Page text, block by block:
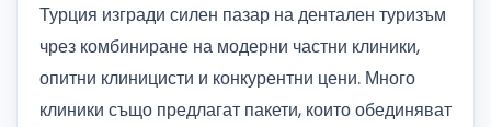
Турция изгради силен пазар на дентален туризъм
чрез комбиниране на модерни частни клиники,
опитни клиницисти и конкурентни цени. Много
клиники също предлагат пакети, които обединяват